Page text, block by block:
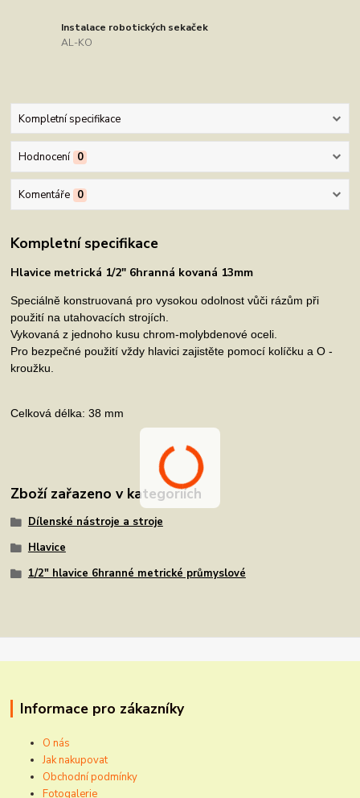
Instalace robotických sekaček
AL-KO
Kompletní specifikace
Hodnocení 0
Komentáře 0
Kompletní specifikace
Hlavice metrická 1/2" 6hranná kovaná 13mm
Speciálně konstruovaná pro vysokou odolnost vůči rázům při
použití na utahovacích strojích.
Vykovaná z jednoho kusu chrom-molybdenové oceli.
Pro bezpečné použití vždy hlavici zajistěte pomocí kolíčku a O -
kroužku.
Celková délka: 38 mm
Zboží zařazeno v kategoriích
Dílenské nástroje a stroje
Hlavice
1/2" hlavice 6hranné metrické průmyslové
Informace pro zákazníky
O nás
Jak nakupovat
Obchodní podmínky
Fotogalerie